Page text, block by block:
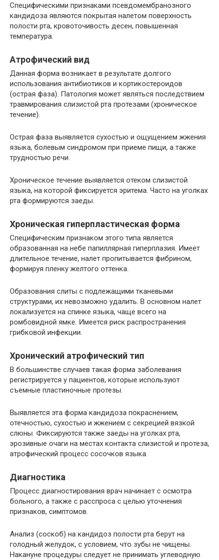
Специфическими признаками псевдомембранозного
кандидоза являются покрытая налетом поверхность
полости рта, кровоточивость десен, повышенная
температура.
Атрофический вид
Данная форма возникает в результате долгого
использования антибиотиков и кортикостероидов
(острая фаза). Патология может являться последствием
травмирования слизистой рта протезами (хроническое
течение).
Острая фаза выявляется сухостью и ощущением жжения
языка, болевым синдромом при приеме пищи, а также
трудностью речи.
Хроническое течение выявляется отеком слизистой
языка, на которой фиксируется эритема. Часто на уголках
рта формируются заеды.
Хроническая гиперпластическая форма
Специфическим признаком этого типа является
образованная на небе папиллярная гиперплазия. Имеет
длительное течение, налет пропитывается фибрином,
формируя пленку желтого оттенка.
Образования слиты с подлежащими тканевыми
структурами, их невозможно удалить. В основном налет
локализуется на спинке языка, чаще всего на
ромбовидной ямке. Имеется риск распространения
грибковой инфекции.
Хронический атрофический тип
В большинстве случаев такая форма заболевания
регистрируется у пациентов, которые используют
съемные пластиночные протезы.
Выявляется эта форма кандидоза покраснением,
отечностью, сухостью и жжением с секрецией вязкой
слюны. Фиксируются также заеды на уголках рта,
эрозивные очаги на местах контакта слизистой и протеза,
атрофический процесс сосочков языка.
Диагностика
Процесс диагностирования врач начинает с осмотра
больного, а также с расспроса с целью уточнения
признаков, симптомов.
Анализ (соскоб) на кандидоз полости рта берут на
голодный желудок, с условием, что зубы не чищены.
Накануне процедуры следует не принимать углеводную